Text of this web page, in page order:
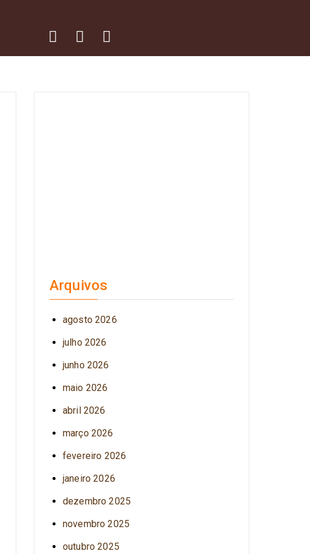
Arquivos
agosto 2026
julho 2026
junho 2026
maio 2026
abril 2026
março 2026
fevereiro 2026
janeiro 2026
dezembro 2025
novembro 2025
outubro 2025